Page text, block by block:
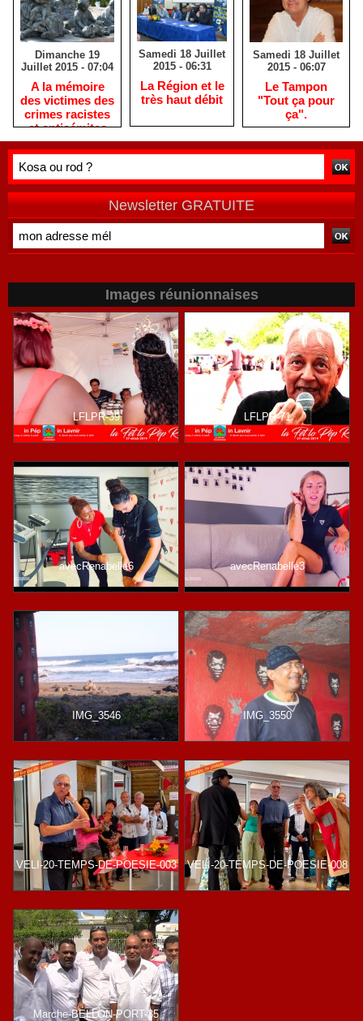
Dimanche 19
Juillet 2015 - 07:04
A la mémoire
des victimes des
crimes racistes
et antisémites
Samedi 18 Juillet
2015 - 06:31
La Région et le
très haut débit
Samedi 18 Juillet
2015 - 06:07
Le Tampon
"Tout ça pour
ça".
Newsletter GRATUITE
Images réunionnaises
LFLPR-39 LFLPR-71
avecRenabelle6 avecRenabelle3
IMG_3546 IMG_3550
VELI-20-TEMPS-DE-POESIE-003 VELI-20-TEMPS-DE-POESIE-008
Marche-BELLON-PORT-35